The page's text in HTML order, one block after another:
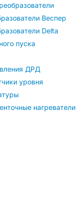
Веспер
Delta
пуска
ДРД
уровня
нагреватели